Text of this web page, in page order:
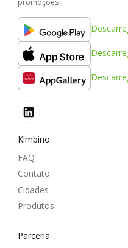
Kimbino
FAQ
Contato
Cidades
Produtos
Parceria